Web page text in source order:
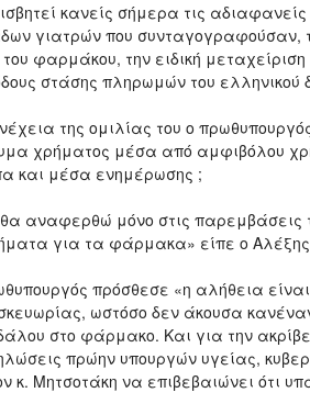
κανείς σήμερα τις
γιατρών που συνταγογραφούσαν,
του φαρμάκου, την ειδική
στάσης πληρωμών του
της ομιλίας του ο
χρήματος μέσα από αμφιβόλου
και μέσα ενημέρωσης ;
αναφερθώ μόνο στις παρεμβάσεις
για τα φάρμακα» είπε ο
πρόσθεσε «η αλήθεια
ωστόσο δεν άκουσα
στο φάρμακο. Και για την
πρώην υπουργών υγείας,
κ. Μητσοτάκη να επιβεβαιώνει ότι